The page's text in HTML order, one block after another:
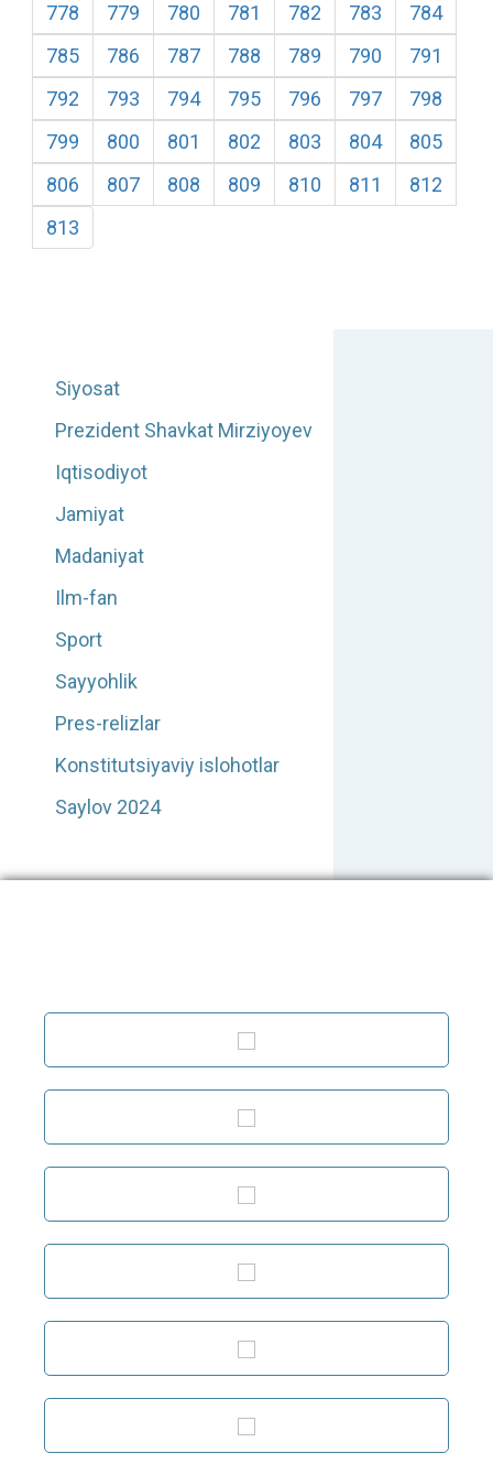
778
779 780 781 782 783
784
785
786 787 788 789 790
791
792
793 794 795 796 797
798
799
800 801 802 803 804
805
806
807 808 809 810 811
812
813
Siyosat
Prezident Shavkat Mirziyoyev
Iqtisodiyot
Jamiyat
Madaniyat
Ilm-fan
Sport
Sayyohlik
Pres-relizlar
Konstitutsiyaviy islohotlar
Saylov 2024